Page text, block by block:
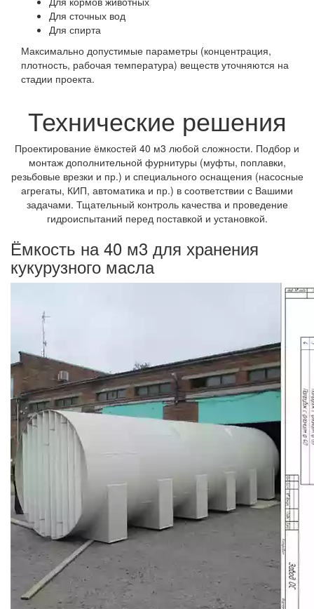
Для сточных вод
Для спирта
Максимально допустимые параметры (концентрация,
плотность, рабочая температура) веществ уточняются на
стадии проекта.
Технические решения
Проектирование ёмкостей 40 м3 любой сложности. Подбор и
монтаж дополнительной фурнитуры (муфты, поплавки,
резьбовые врезки и пр.) и специального оснащения (насосные
агрегаты, КИП, автоматика и пр.) в соответствии с Вашими
задачами. Тщательный контроль качества и проведение
гидроиспытаний перед поставкой и установкой.
Ёмкость на 40 м3 для хранения
кукурузного масла